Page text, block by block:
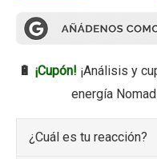
🔋 ¡Cupón! ¡Análisis y
energía
¿Cuál es tu reacción?